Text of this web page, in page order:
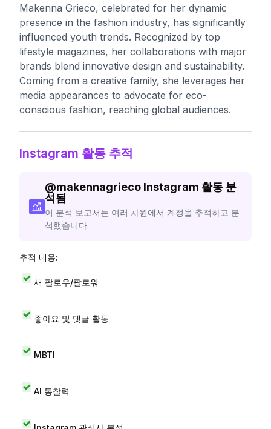
Makenna Grieco, celebrated for her dynamic
presence in the fashion industry, has significantly
influenced youth trends. Recognized by top
lifestyle magazines, her collaborations with major
brands blend innovative design and sustainability.
Coming from a creative family, she leverages her
media appearances to advocate for eco-
conscious fashion, reaching global audiences.
Instagram 활동 추적
@makennagrieco Instagram 활동 분
석됨
이 분석 보고서는 여러 차원에서 계정을 추적하고 분
석했습니다.
추적 내용:
새 팔로우/팔로워
좋아요 및 댓글 활동
MBTI
AI 통찰력